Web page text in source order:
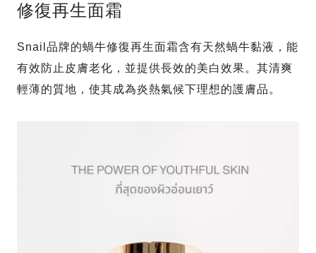
修復再生面霜
Snail品牌的蝸牛修復再生面霜含有天然蝸牛黏液，能
有效防止皮膚老化，並提供長效的美白效果。其清爽
輕薄的質地，使其成為炎熱氣候下理想的護膚品。